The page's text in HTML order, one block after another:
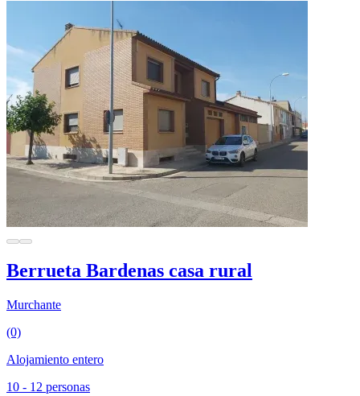
Berrueta Bardenas casa rural
Murchante
(0)
Alojamiento entero
10 - 12 personas